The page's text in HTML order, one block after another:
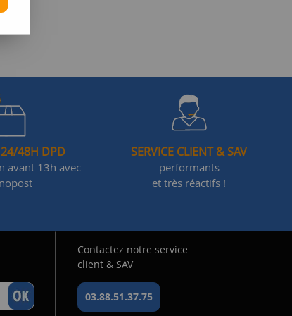
24/48H DPD
avant 13h avec
SERVICE CLIENT & SAV
performants
et très réactifs !
Contactez notre service
client & SAV
03.88.51.37.75